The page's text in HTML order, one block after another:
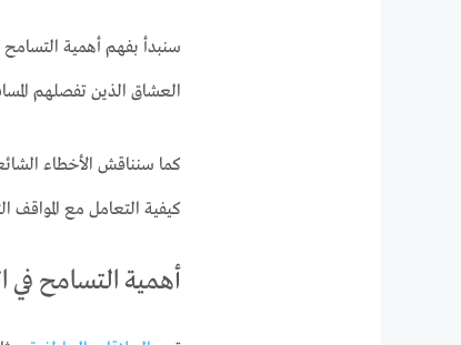
سنبدأ بفهم أهمية
العشاق الذين تفصلهم
كما سنناقش الأخطاء
كيفية التعامل مع المواقف
أهمية التسامح في